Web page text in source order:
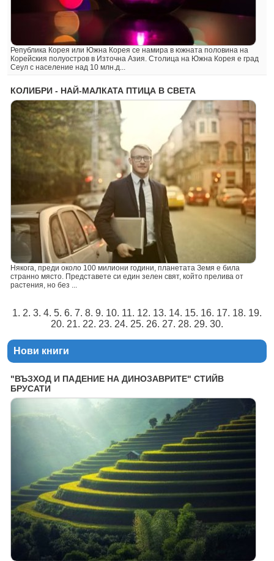
Република Корея или Южна Корея се намира в южната половина на
Корейския полуостров в Източна Азия. Столица на Южна Корея е град
Сеул с население над 10 млн.д...
КОЛИБРИ - НАЙ-МАЛКАТА ПТИЦА В СВЕТА
Някога, преди около 100 милиони години, планетата Земя е била
странно място. Представете си един зелен свят, който прелива от
растения, но без ...
1. 2. 3. 4. 5. 6. 7. 8. 9. 10. 11. 12. 13. 14. 15. 16. 17. 18. 19.
20. 21. 22. 23. 24. 25. 26. 27. 28. 29. 30.
Нови книги
"ВЪЗХОД И ПАДЕНИЕ НА ДИНОЗАВРИТЕ" СТИЙВ
БРУСАТИ